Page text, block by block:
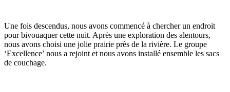
Une fois descendus, nous avons commencé à chercher un endroit
pour bivouaquer cette nuit. Après une exploration des alentours,
nous avons choisi une jolie prairie près de la rivière. Le groupe
‘Excellence’ nous a rejoint et nous avons installé ensemble les sacs
de couchage.